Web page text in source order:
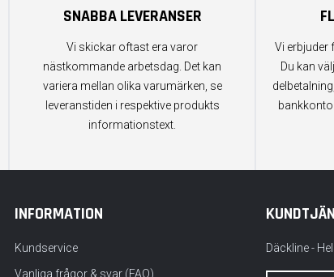
SNABBA LEVERANSER
Vi skickar oftast era varor
nästkommande arbetsdag. Det kan
variera mellan olika varumärken, se
leveranstiden i respektive produkts
informationstext.
Vi erbjuder
Du kan
bankkonto
INFORMATION
Kundservice
Vanliga frågor & svar (FAQ)
Däckline -